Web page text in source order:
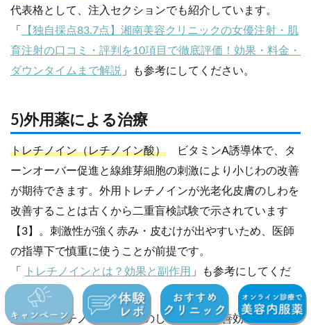
代表格として、注入セクションでも紹介しています。
「
【独自採点83.7点】湘南美容クリニックの女優注射・肌
育注射の口コミ・評判を10項目で徹底評価！効果・料金・
ダウンタイムまで解説 」も参考にしてください。
5)外用薬による治療
トレチノイン（レチノイン酸） ビタミンA誘導体で、タ
ーンオーバー促進と線維芽細胞の刺激により小じわの改善
が期待できます。外用トレチノインが光老化皮膚のしわを
改善することは古くから二重盲検試験で示されています
【3】。刺激性が強く赤み・皮むけが出やすいため、医師
の指導下で慎重に使うことが前提です。
「
トレチノインとは？効果と副作用 」も参考にしてくだ
さい。
近年は、レチノールと同等のしわ・色素改善効果を持ちな